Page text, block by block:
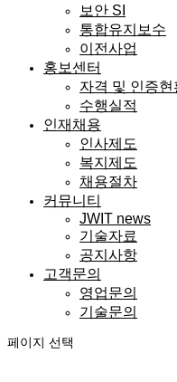
보안 SI
통합유지보수
이전사업
홍보센터
자격 및 인증현
수행실적
인재채용
인사제도
복지제도
채용절차
커뮤니티
JWIT news
기술자료
공지사항
고객문의
영업문의
기술문의
페이지 선택